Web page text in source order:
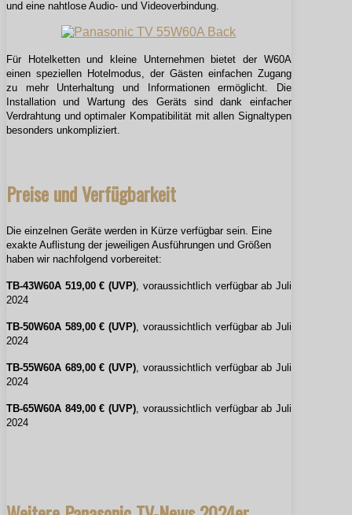
und eine nahtlose Audio- und Videoverbindung.
Für Hotelketten und kleine Unternehmen bietet der W60A
einen speziellen Hotelmodus, der Gästen einfachen Zugang
zu mehr Unterhaltung und Informationen ermöglicht. Die
Installation und Wartung des Geräts sind dank einfacher
Verdrahtung und optimaler Kompatibilität mit allen Signaltypen
besonders unkompliziert.
Preise und Verfügbarkeit
Die einzelnen Geräte werden in Kürze verfügbar sein. Eine
exakte Auflistung der jeweiligen Ausführungen und Größen
haben wir nachfolgend vorbereitet:
TB-43W60A 519,00 € (UVP) , voraussichtlich verfügbar ab Juli
2024
TB-50W60A 589,00 € (UVP) , voraussichtlich verfügbar ab Juli
2024
TB-55W60A 689,00 € (UVP) , voraussichtlich verfügbar ab Juli
2024
TB-65W60A 849,00 € (UVP) , voraussichtlich verfügbar ab Juli
2024